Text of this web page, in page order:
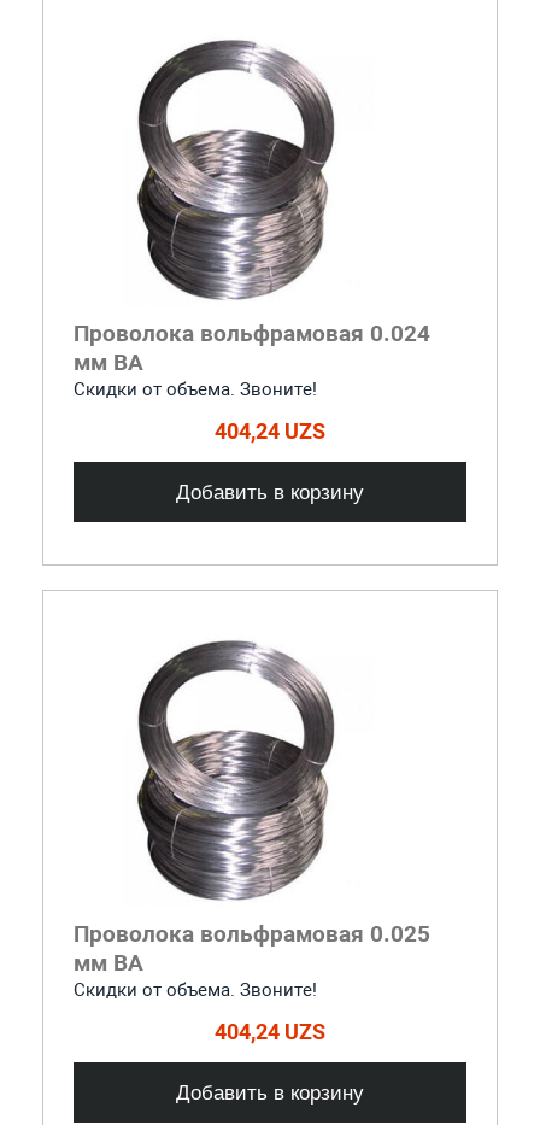
Проволока вольфрамовая 0.024
мм ВА
Скидки от объема. Звоните!
404,24 UZS
Добавить в корзину
Проволока вольфрамовая 0.025
мм ВА
Скидки от объема. Звоните!
404,24 UZS
Добавить в корзину